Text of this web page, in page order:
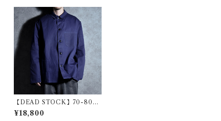
【DEAD STOCK】70-80s
BP Bierbaum-Proenen Ger
man Herringbone Coverall
¥18,800